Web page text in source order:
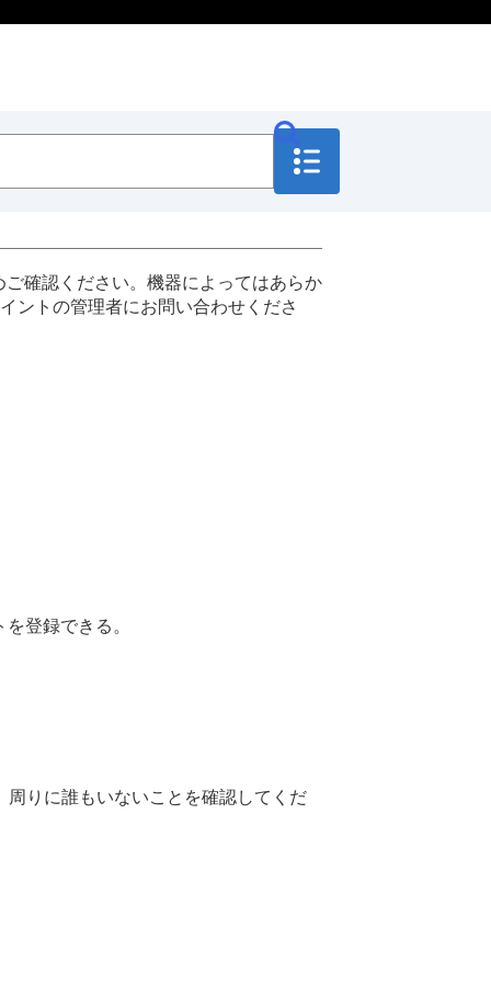
確認ください。機器によってはあらか
ントの管理者にお問い合わせくださ
登録できる。
りに誰もいないことを確認してくだ